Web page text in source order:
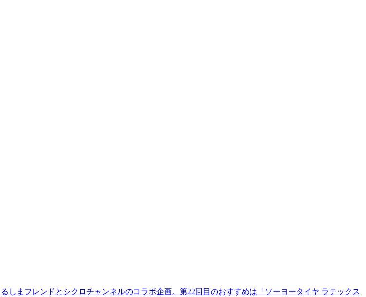
まフレンドとシクロチャンネルのコラボ企画。第22回目のおすすめは「ソーヨータイヤ ラテックス